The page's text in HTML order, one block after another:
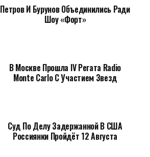
Петров И Бурунов Объединились Ради
Шоу «Форт»
В Москве Прошла IV Регата Radio
Monte Carlo С Участием Звезд
Суд По Делу Задержанной В США
Россиянки Пройдёт 12 Августа